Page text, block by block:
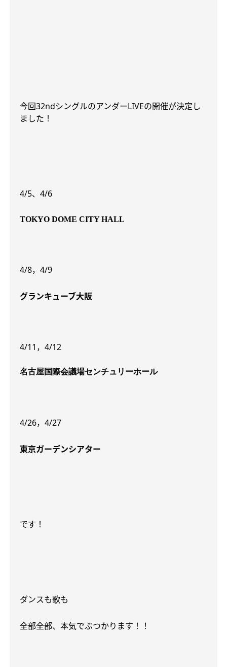
今回32ndシングルのアンダーLIVEの開催が決定し
ました！
4/5、 4/6
TOKYO DOME CITY HALL
4/8， 4/9
グランキューブ大阪
4/11 ， 4/12
名古屋国際会議場センチュリーホール
4/26， 4/27
東京ガーデンシアター
です！
ダンスも歌も
全部全部、本気でぶつかります！！